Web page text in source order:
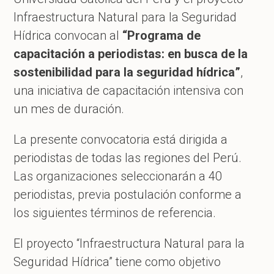
Infraestructura Natural para la Seguridad
Hídrica convocan al “Programa de
capacitación a periodistas: en busca de la
sostenibilidad para la seguridad hídrica”,
una iniciativa de capacitación intensiva con
un mes de duración.
La presente convocatoria está dirigida a
periodistas de todas las regiones del Perú.
Las organizaciones seleccionarán a 40
periodistas, previa postulación conforme a
los siguientes términos de referencia.
El proyecto “Infraestructura Natural para la
Seguridad Hídrica” tiene como objetivo